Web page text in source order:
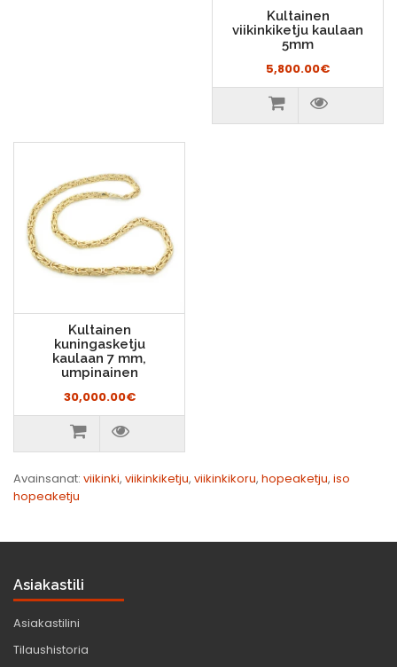
Kultainen
viikinkiketju kaulaan
5mm
5,800.00€
Kultainen
kuningasketju
kaulaan 7 mm,
umpinainen
30,000.00€
Avainsanat: viikinki, viikinkiketju, viikinkikoru, hopeaketju, iso
hopeaketju
Asiakastili
Asiakastilini
Tilaushistoria